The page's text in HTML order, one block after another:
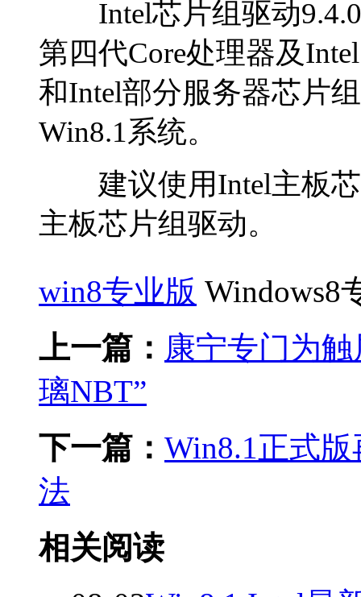
Intel芯片组驱动
第四代Core处理器及
和Intel部分服务器芯片
Win8.1系统。
建议使用Intel主板芯
主板芯片组驱动。
win8专业版 Windows8
上一篇： 康宁专门为
璃NBT”
下一篇： Win8.1正式
法
相关阅读